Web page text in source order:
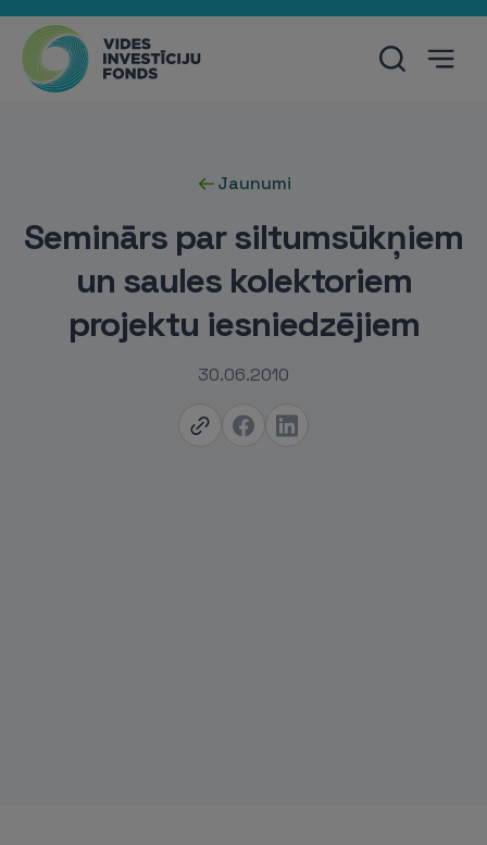
Jaunumi
Seminārs par siltumsūkņiem
un saules kolektoriem
projektu iesniedzējiem
30.06.2010